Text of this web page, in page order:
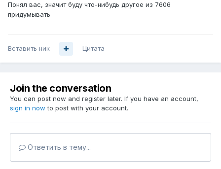
Понял вас, значит буду что-нибудь другое из 7606
придумывать
Вставить ник Цитата
Join the conversation
You can post now and register later. If you have an account,
sign in now to post with your account.
Ответить в тему...